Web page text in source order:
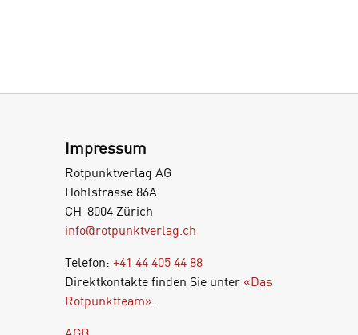
Impressum
Rotpunktverlag AG
Hohlstrasse 86A
CH-8004 Zürich
info@rotpunktverlag.ch
Telefon: +41 44 405 44 88
Direktkontakte finden Sie unter «Das
Rotpunktteam».